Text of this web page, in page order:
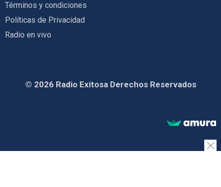
Términos y condiciones
Políticas de Privacidad
Radio en vivo
© 2026 Radio Exitosa Derechos Reservados